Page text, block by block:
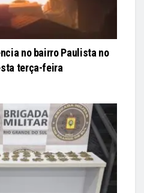
no bairro Paulista no
terça-feira